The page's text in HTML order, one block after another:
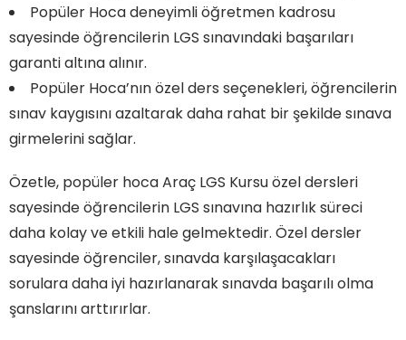
Popüler Hoca deneyimli öğretmen kadrosu
sayesinde öğrencilerin LGS sınavındaki başarıları
garanti altına alınır.
Popüler Hoca’nın özel ders seçenekleri, öğrencilerin
sınav kaygısını azaltarak daha rahat bir şekilde sınava
girmelerini sağlar.
Özetle, popüler hoca Araç LGS Kursu özel dersleri
sayesinde öğrencilerin LGS sınavına hazırlık süreci
daha kolay ve etkili hale gelmektedir. Özel dersler
sayesinde öğrenciler, sınavda karşılaşacakları
sorulara daha iyi hazırlanarak sınavda başarılı olma
şanslarını arttırırlar.